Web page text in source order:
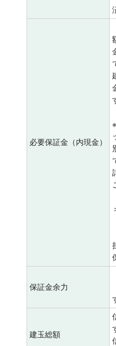
必要保証金（内現金）
保証金余力
建玉総額